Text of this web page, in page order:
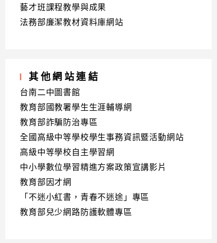
藝才班課程教學與成果
法務部廉潔教材資料庫網站
其他網站連結
台南二中圖書館
教育部國教署學生生涯輔導網
教育部詐騙防治專區
全國高級中等學校學生事務資訊暨活動網站
高級中等學校自主學習網
中小學數位學習精進方案政策宣講影片
教育部因才網
「不迷小紅書，青春不迷途」專區
教育部兒少網路防護軟體專區